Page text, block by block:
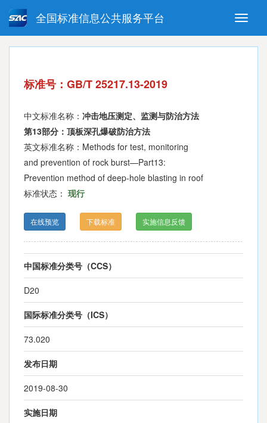
Toggle
全国标准信息公共服务平台
强制性国家标准 推荐性国家标准
指导性技术文件 (National standards in foreign
language version)
标准号：GB/T 25217.13-2019
中文标准名称： 冲击地压测定、监测与防治方法
第13部分：顶板深孔爆破防治方法
英文标准名称：Methods for test, monitoring
and prevention of rock burst—Part13:
Prevention method of deep-hole blasting in roof
标准状态： 现行
在线预览 下载标准 实施信息反馈
中国标准分类号（CCS）
D20
国际标准分类号（ICS）
73.020
发布日期
2019-08-30
实施日期